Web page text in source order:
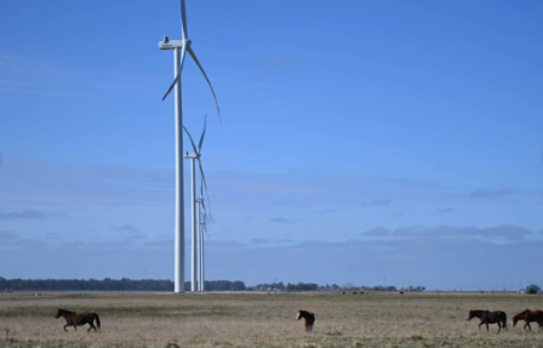
pasteleros que compartirán los secretos del chocolate.
Gran Patio Cervecero: El espacio ideal para combinar los
mejores sabores salados con cervezas artesanales
Concursos y Premiaciones: Certamen a la "Mejor Pieza
de Chocolate" y al "Mejor Postre", sumado a grandes
Feria de Artesanos y Emprendedores: Un paseo cultural
repleto de arte y diseño local cobijado por el histórico
pinar.
Espectáculos y Área Kids: Shows de artistas locales e
invitados en el escenario principal, junto a una zona